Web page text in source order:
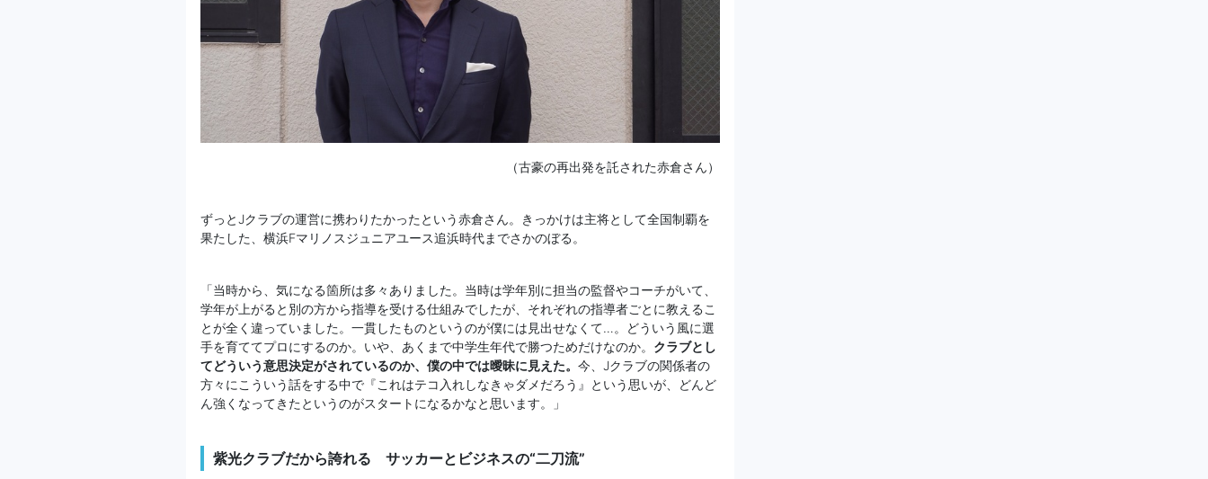
（古豪の再出発を託された赤倉さん）
ずっとJクラブの運営に携わりたかったという赤倉さん。きっかけは主将として全国制覇を
果たした、横浜Fマリノスジュニアユース追浜時代までさかのぼる。
「当時から、気になる箇所は多々ありました。当時は学年別に担当の監督やコーチがいて、
学年が上がると別の方から指導を受ける仕組みでしたが、それぞれの指導者ごとに教えるこ
とが全く違っていました。一貫したものというのが僕には見出せなくて…。どういう風に選
手を育ててプロにするのか。いや、あくまで中学生年代で勝つためだけなのか。 クラブとし
てどういう意思決定がされているのか、僕の中では曖昧に見えた。 今、Jクラブの関係者の
方々にこういう話をする中で『これはテコ入れしなきゃダメだろう』という思いが、どんど
ん強くなってきたというのがスタートになるかなと思います。」
紫光クラブだから誇れる サッカーとビジネスの“二刀流”